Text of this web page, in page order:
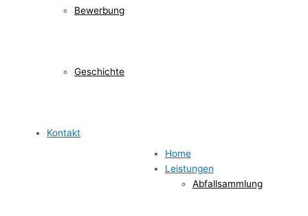
Bewerbung
Geschichte
Kontakt
Home
Leistungen
Abfallsammlung